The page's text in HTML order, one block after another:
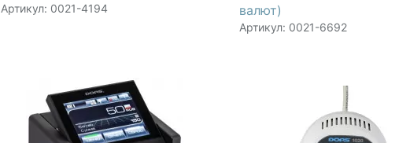
Артикул: 0021-4194
валют)
Артикул: 0021-6692